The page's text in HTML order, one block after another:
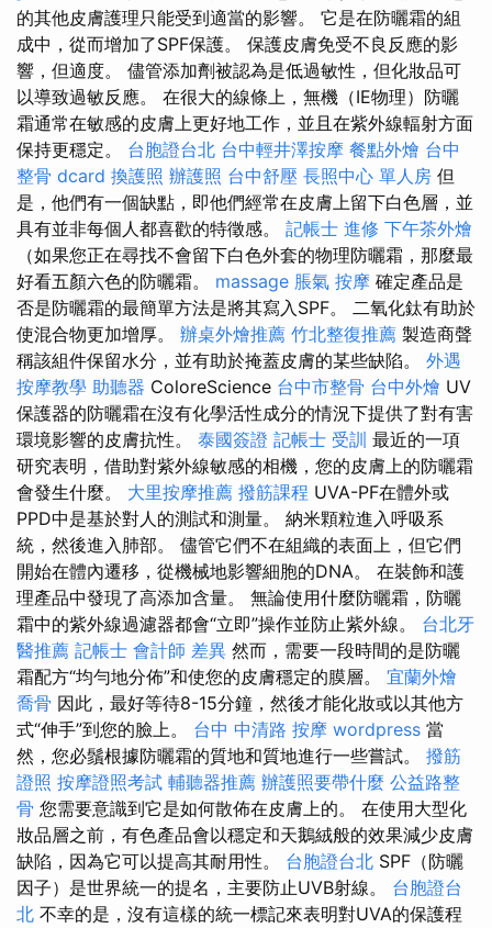
的其他皮膚護理只能受到適當的影響。 它是在防曬霜的組
成中，從而增加了SPF保護。 保護皮膚免受不良反應的影
響，但適度。 儘管添加劑被認為是低過敏性，但化妝品可
以導致過敏反應。 在很大的線條上，無機（IE物理）防曬
霜通常在敏感的皮膚上更好地工作，並且在紫外線輻射方面
保持更穩定。 台胞證台北 台中輕井澤按摩 餐點外燴 台中
整骨 dcard 換護照 辦護照 台中舒壓 長照中心 單人房 但
是，他們有一個缺點，即他們經常在皮膚上留下白色層，並
具有並非每個人都喜歡的特徵感。 記帳士 進修 下午茶外燴
（如果您正在尋找不會留下白色外套的物理防曬霜，那麼最
好看五顏六色的防曬霜。 massage 脹氣 按摩 確定產品是
否是防曬霜的最簡單方法是將其寫入SPF。 二氧化鈦有助於
使混合物更加增厚。 辦桌外燴推薦 竹北整復推薦 製造商聲
稱該組件保留水分，並有助於掩蓋皮膚的某些缺陷。 外遇
按摩教學 助聽器 ColoreScience 台中市整骨 台中外燴 UV
保護器的防曬霜在沒有化學活性成分的情況下提供了對有害
環境影響的皮膚抗性。 泰國簽證 記帳士 受訓 最近的一項
研究表明，借助對紫外線敏感的相機，您的皮膚上的防曬霜
會發生什麼。 大里按摩推薦 撥筋課程 UVA-PF在體外或
PPD中是基於對人的測試和測量。 納米顆粒進入呼吸系
統，然後進入肺部。 儘管它們不在組織的表面上，但它們
開始在體內遷移，從機械地影響細胞的DNA。 在裝飾和護
理產品中發現了高添加含量。 無論使用什麼防曬霜，防曬
霜中的紫外線過濾器都會“立即”操作並防止紫外線。 台北牙
醫推薦 記帳士 會計師 差異 然而，需要一段時間的是防曬
霜配方“均勻地分佈”和使您的皮膚穩定的膜層。 宜蘭外燴
喬骨 因此，最好等待8-15分鐘，然後才能化妝或以其他方
式“伸手”到您的臉上。 台中 中清路 按摩 wordpress 當
然，您必鬚根據防曬霜的質地和質地進行一些嘗試。 撥筋
證照 按摩證照考試 輔聽器推薦 辦護照要帶什麼 公益路整
骨 您需要意識到它是如何散佈在皮膚上的。 在使用大型化
妝品層之前，有色產品會以穩定和天鵝絨般的效果減少皮膚
缺陷，因為它可以提高其耐用性。 台胞證台北 SPF（防曬
因子）是世界統一的提名，主要防止UVB射線。 台胞證台
北 不幸的是，沒有這樣的統一標記來表明對UVA的保護程